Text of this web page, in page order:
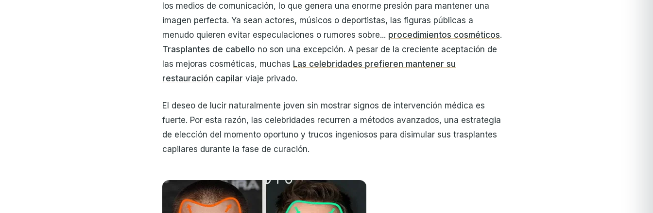
los medios de comunicación, lo que genera una enorme presión para mantener una
imagen perfecta. Ya sean actores, músicos o deportistas, las figuras públicas a
menudo quieren evitar especulaciones o rumores sobre... procedimientos cosméticos.
Trasplantes de cabello no son una excepción. A pesar de la creciente aceptación de
las mejoras cosméticas, muchas Las celebridades prefieren mantener su
restauración capilar viaje privado.
El deseo de lucir naturalmente joven sin mostrar signos de intervención médica es
fuerte. Por esta razón, las celebridades recurren a métodos avanzados, una estrategia
de elección del momento oportuno y trucos ingeniosos para disimular sus trasplantes
capilares durante la fase de curación.